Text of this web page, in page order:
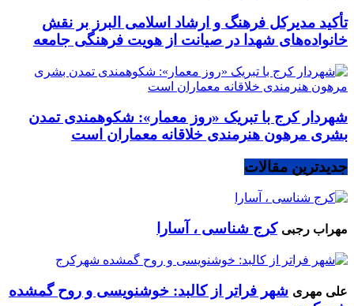
تأکید مدیرکل فرهنگ و ارشاد اسلامی البرز بر نقش
خانواده‌های شهدا در صیانت از هویت فرهنگی جامعه
شهردار کرج با تبریک «روز معمار»: شکوهمندی تمدن
بشری مرهون هنرمندی خلاقانه معماران است
جدیدترین مقالات
مهراب رجبی کرج شناسی ، آسارا
علی مهری شهر فراتر از کالبد: خوشنویسی و روح گمشده